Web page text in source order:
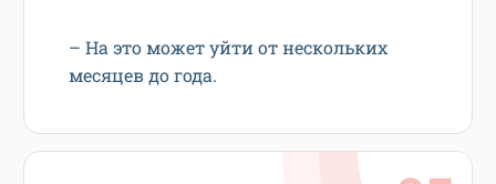
– На это может уйти от нескольких
месяцев до года.